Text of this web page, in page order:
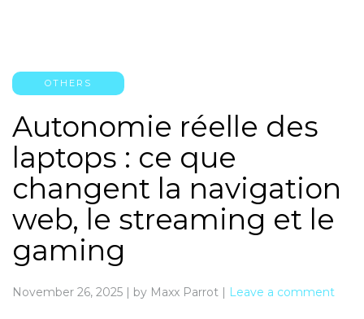
OTHERS
Autonomie réelle des
laptops : ce que
changent la navigation
web, le streaming et le
gaming
November 26, 2025 | by Maxx Parrot | Leave a comment